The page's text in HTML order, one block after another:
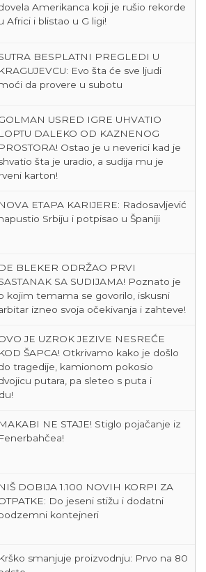
Amerikanca koji je rušio rekorde
Africi i blistao u G ligi!
PREGLEDI U
KRAGUJEVCU: Evo šta će sve ljudi
da provere u subotu
IGRE UHVATIO
LOPTU DALEKO OD KAZNENOG
PROSTORA! Ostao je u neverici kad je
šta je uradio, a sudija mu je
karton!
NOVA ETAPA KARIJERE: Radosavljević
Srbiju i potpisao u Španiji
DE BLEKER ODRŽAO PRVI
SA SUDIJAMA! Poznato je
kojim temama se govorilo, iskusni
izneo svoja očekivanja i zahteve!
JEZIVE NESREĆE
KOD ŠAPCA! Otkrivamo kako je došlo
tragedije, kamionom pokosio
putara, pa sleteo s puta i
MAKABI NE STAJE! Stiglo pojačanje iz
Fenerbahčea!
NIŠ DOBIJA 1.100 NOVIH KORPI ZA
Do jeseni stižu i dodatni
kontejneri
Krško smanjuje proizvodnju: Prvo na 80